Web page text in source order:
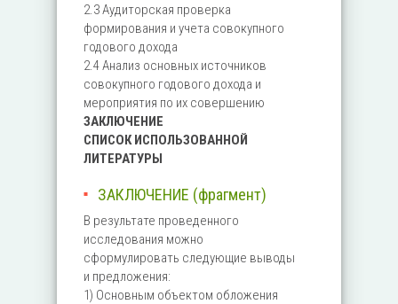
2.3 Аудиторская проверка
формирования и учета совокупного
годового дохода
2.4 Анализ основных источников
совокупного годового дохода и
мероприятия по их совершению
ЗАКЛЮЧЕНИЕ
СПИСОК ИСПОЛЬЗОВАННОЙ
ЛИТЕРАТУРЫ
ЗАКЛЮЧЕНИЕ (фрагмент)
В результате проведенного
исследования можно
сформулировать следующие выводы
и предложения:
1) Основным объектом обложения